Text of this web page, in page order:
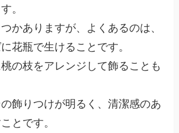
。
かありますが、よくあるのは、
花瓶で生けることです。
の枝をアレンジして飾ることも
飾りつけが明るく、清潔感のあ
とです。